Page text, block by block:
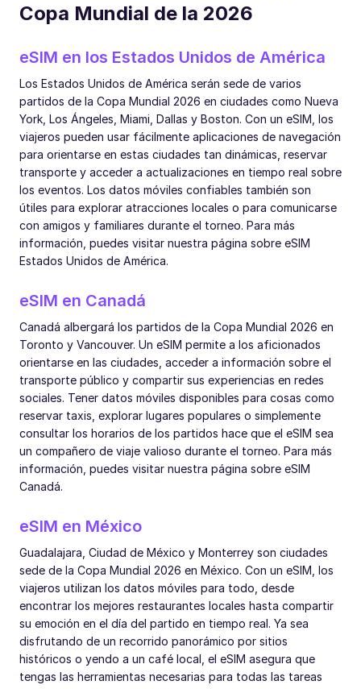
Copa Mundial de la 2026
eSIM en los Estados Unidos de América
Los Estados Unidos de América serán sede de varios
partidos de la Copa Mundial 2026 en ciudades como Nueva
York, Los Ángeles, Miami, Dallas y Boston. Con un eSIM, los
viajeros pueden usar fácilmente aplicaciones de navegación
para orientarse en estas ciudades tan dinámicas, reservar
transporte y acceder a actualizaciones en tiempo real sobre
los eventos. Los datos móviles confiables también son
útiles para explorar atracciones locales o para comunicarse
con amigos y familiares durante el torneo. Para más
información, puedes visitar nuestra página sobre eSIM
Estados Unidos de América.
eSIM en Canadá
Canadá albergará los partidos de la Copa Mundial 2026 en
Toronto y Vancouver. Un eSIM permite a los aficionados
orientarse en las ciudades, acceder a información sobre el
transporte público y compartir sus experiencias en redes
sociales. Tener datos móviles disponibles para cosas como
reservar taxis, explorar lugares populares o simplemente
consultar los horarios de los partidos hace que el eSIM sea
un compañero de viaje valioso durante el torneo. Para más
información, puedes visitar nuestra página sobre eSIM
Canadá.
eSIM en México
Guadalajara, Ciudad de México y Monterrey son ciudades
sede de la Copa Mundial 2026 en México. Con un eSIM, los
viajeros utilizan los datos móviles para todo, desde
encontrar los mejores restaurantes locales hasta compartir
su emoción en el día del partido en tiempo real. Ya sea
disfrutando de un recorrido panorámico por sitios
históricos o yendo a un café local, el eSIM asegura que
tengas las herramientas necesarias para todas las tareas